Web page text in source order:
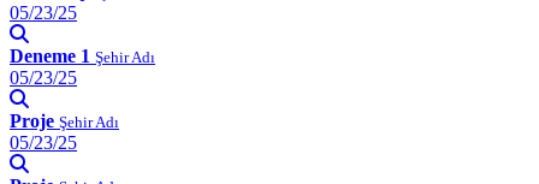
05/23/25
Deneme 1 Şehir Adı
05/23/25
Proje Şehir Adı
05/23/25